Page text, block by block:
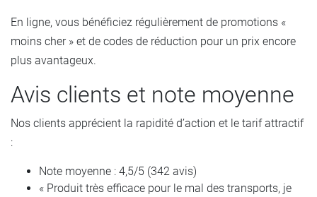
En ligne, vous bénéficiez régulièrement de promotions «
moins cher » et de codes de réduction pour un prix encore
plus avantageux.
Avis clients et note moyenne
Nos clients apprécient la rapidité d’action et le tarif attractif
:
Note moyenne : 4,5/5 (342 avis)
« Produit très efficace pour le mal des transports, je